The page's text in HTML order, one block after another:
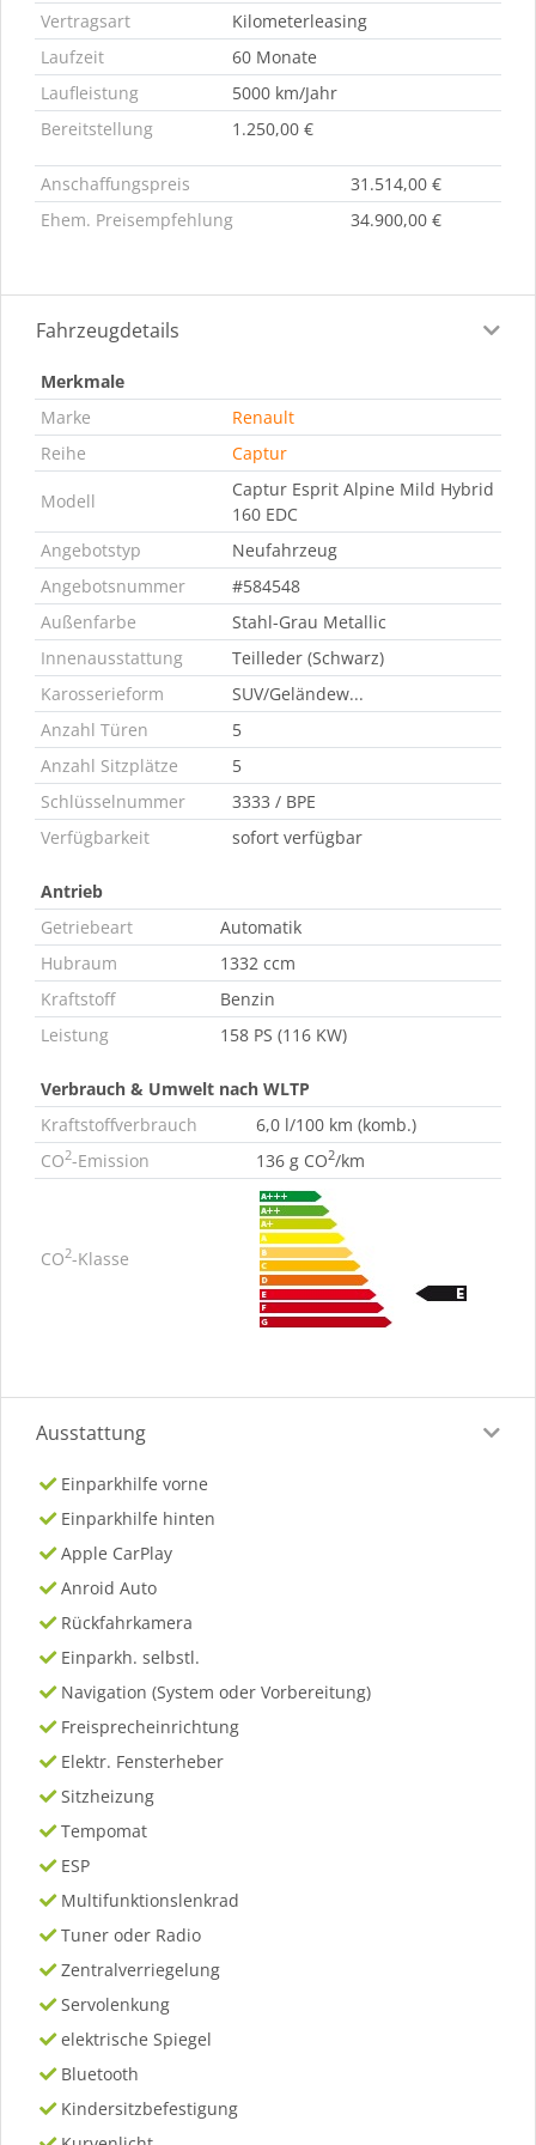
Vertragsart
Kilometerleasing
Laufzeit
60 Monate
Laufleistung
5000 km/Jahr
Bereitstellung
1.250,00 €
Anschaffungspreis
31.514,00 €
Ehem. Preisempfehlung
34.900,00 €
Fahrzeugdetails
Merkmale
Marke
Renault
Reihe
Captur
Modell
Captur Esprit Alpine Mild Hybrid
160 EDC
Angebotstyp
Neufahrzeug
Angebotsnummer
#584548
Außenfarbe
Stahl-Grau Metallic
Innenausstattung
Teilleder (Schwarz)
Karosserieform
SUV/Geländew...
Anzahl Türen
5
Anzahl Sitzplätze
5
Schlüsselnummer
3333 / BPE
Verfügbarkeit
sofort verfügbar
Antrieb
Getriebeart
Automatik
Hubraum
1332 ccm
Kraftstoff
Benzin
Leistung
158 PS (116 KW)
Verbrauch & Umwelt nach WLTP
Kraftstoffverbrauch
6,0 l/100 km (komb.)
CO2-Emission 136 g CO2/km
CO2-Klasse
Ausstattung
Einparkhilfe vorne
Einparkhilfe hinten
Apple CarPlay
Anroid Auto
Rückfahrkamera
Einparkh. selbstl.
Navigation (System oder Vorbereitung)
Freisprecheinrichtung
Elektr. Fensterheber
Sitzheizung
Tempomat
ESP
Multifunktionslenkrad
Tuner oder Radio
Zentralverriegelung
Servolenkung
elektrische Spiegel
Bluetooth
Kindersitzbefestigung